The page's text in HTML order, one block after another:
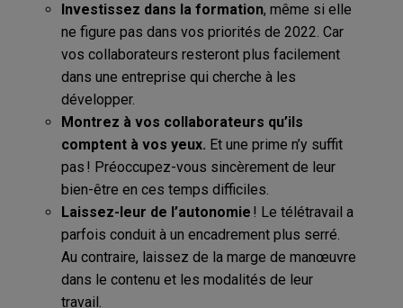
Investissez dans la formation, même si elle
ne figure pas dans vos priorités de 2022. Car
vos collaborateurs resteront plus facilement
dans une entreprise qui cherche à les
développer.
Montrez à vos collaborateurs qu’ils
comptent à vos yeux. Et une prime n’y suffit
pas ! Préoccupez-vous sincèrement de leur
bien-être en ces temps difficiles.
Laissez-leur de l’autonomie ! Le télétravail a
parfois conduit à un encadrement plus serré.
Au contraire, laissez de la marge de manœuvre
dans le contenu et les modalités de leur
travail.